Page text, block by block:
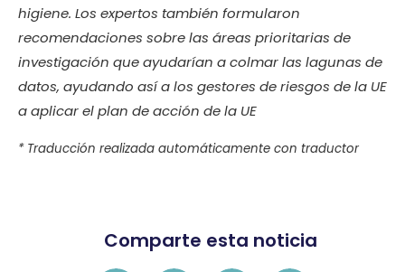
higiene. Los expertos también formularon
recomendaciones sobre las áreas prioritarias de
investigación que ayudarían a colmar las lagunas de
datos, ayudando así a los gestores de riesgos de la UE
a aplicar el plan de acción de la UE
* Traducción realizada automáticamente con traductor
Comparte esta noticia